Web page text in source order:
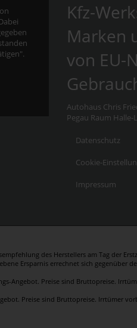
Kfz-
Marken
von EU-
Autohaus Chris
Pegau Raum
Datenschutz
Cookie-
Impressum
des Herstellers am Tag der
Ersparnis errechnet sich gegenüber
Angebot. Preise sind Bruttopreise.
Preise sind Bruttopreise. Irrtümer